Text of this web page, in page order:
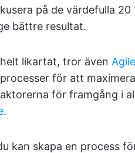
på de värdefulla
bättre resultat.
likartat, tror även
för att
för framgång i
.
kan skapa en process